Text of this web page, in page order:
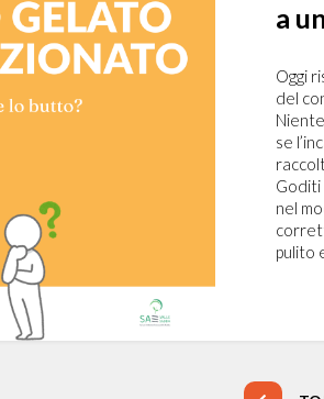
a
Oggi
del
se
Goditi
nel
pulito